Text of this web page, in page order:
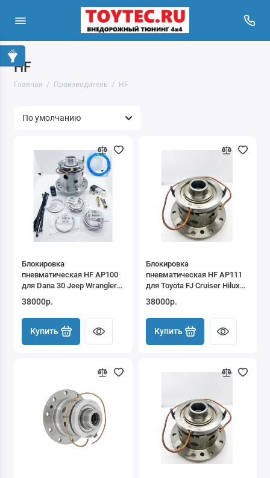
HF
Главная Производитель HF
Блокировка
пневматическая HF AP100
для Dana 30 Jeep Wrangler
38000р.
Купить
Блокировка
пневматическая HF AP111
для Toyota FJ Cruiser Hilux
передняя (3.91-4.88 , под
тонкую пару)
38000р.
Купить